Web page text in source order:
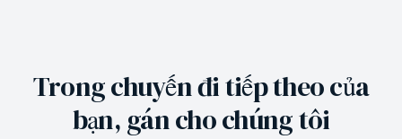
Trong chuyến đi tiếp theo của
bạn, gán cho chúng tôi